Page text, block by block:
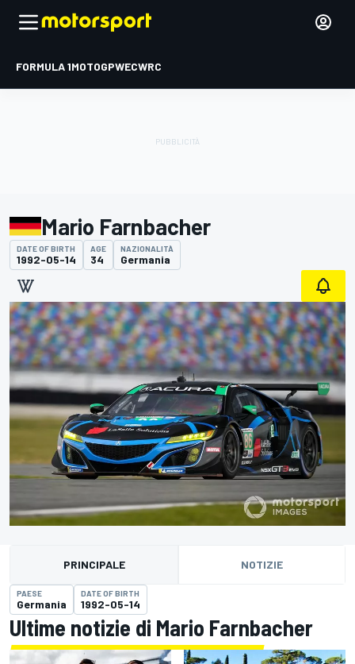
FORMULA 1MOTOGPWECWRC
Mario Farnbacher
DATE OF BIRTH
1992-05-14
AGE
34
NAZIONALITÀ
Germania
PRINCIPALE NOTIZIE
PAESE
Germania
DATE OF BIRTH
1992-05-14
Ultime notizie di Mario Farnbacher